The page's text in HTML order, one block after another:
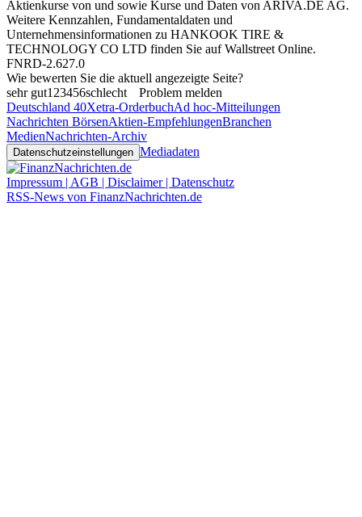
Aktienkurse von und sowie Kurse und Daten von ARIVA.DE AG.
Weitere Kennzahlen, Fundamentaldaten und
Unternehmensinformationen zu HANKOOK TIRE &
TECHNOLOGY CO LTD finden Sie aufWallstreet Online.
FNRD-2.627.0
Wie bewerten Sie die aktuell angezeigte Seite?
sehr gut1 23456schlecht
Problem melden
Deutschland 40Xetra-OrderbuchAd hoc-Mitteilungen
Nachrichten BörsenAktien-EmpfehlungenBranchen
MedienNachrichten-Archiv
Datenschutzeinstellungen Mediadaten
Impressum | AGB | Disclaimer | Datenschutz
RSS-News von FinanzNachrichten.de